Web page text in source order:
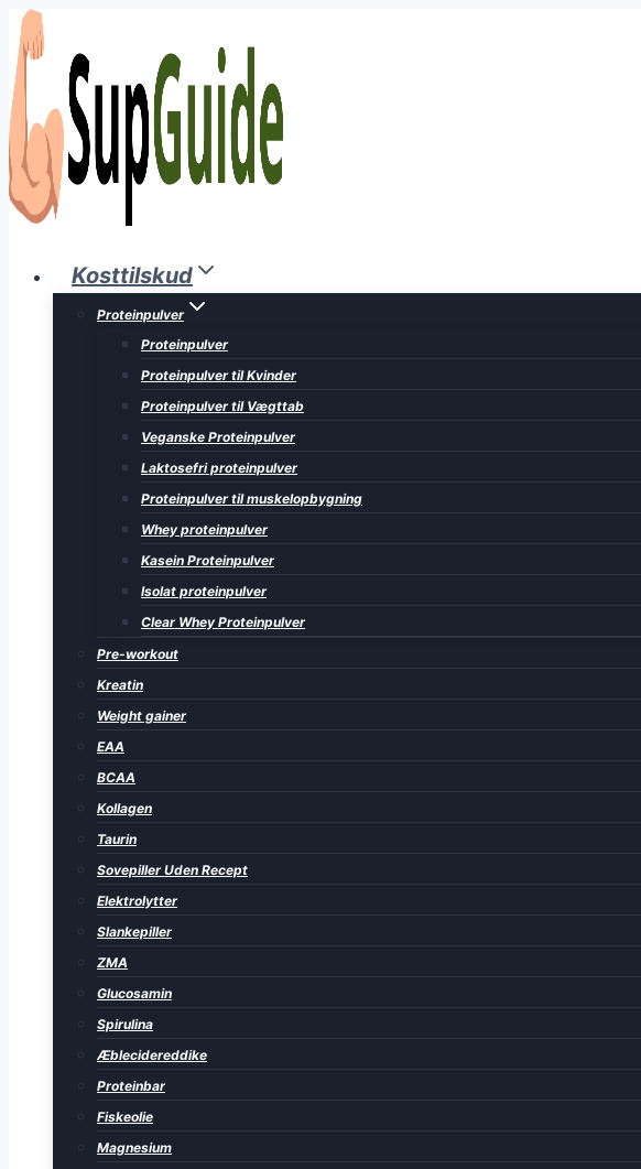
Fortsæt
til
indhold
Kosttilskud
Proteinpulver
Proteinpulver
Proteinpulver til Kvinder
Proteinpulver til Vægttab
Veganske Proteinpulver
Laktosefri proteinpulver
Proteinpulver til muskelopbygning
Whey proteinpulver
Kasein Proteinpulver
Isolat proteinpulver
Clear Whey Proteinpulver
Pre-workout
Kreatin
Weight gainer
EAA
BCAA
Kollagen
Taurin
Sovepiller Uden Recept
Elektrolytter
Slankepiller
ZMA
Glucosamin
Spirulina
Æblecidereddike
Proteinbar
Fiskeolie
Magnesium